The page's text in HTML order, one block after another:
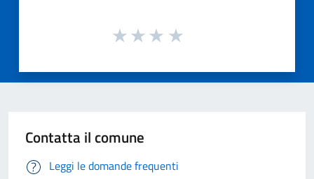
Contatta il comune
Leggi le domande frequenti